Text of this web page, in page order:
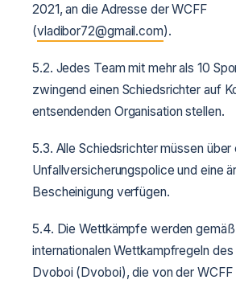
2021, an die Adresse der WCFF
(vladibor72@gmail.com).
5.2. Jedes Team mit mehr als 10
zwingend einen Schiedsrichter auf
entsendenden Organisation stellen.
5.3. Alle Schiedsrichter müssen über
Unfallversicherungspolice und eine
Bescheinigung verfügen.
5.4. Die Wettkämpfe werden
internationalen Wettkampfregeln
Dvoboi (Dvoboi), die von der WCFF